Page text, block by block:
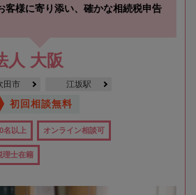
客様に寄り添い、確かな相続税申告
人 大阪
田市 江坂駅
初回相談無料
名以上 オンライン相談可
理士在籍